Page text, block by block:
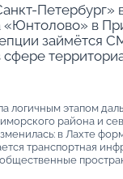
Петербург»
«Юнтолово» в
займётся
логичным этапом
района и
в Лахте
транспортная